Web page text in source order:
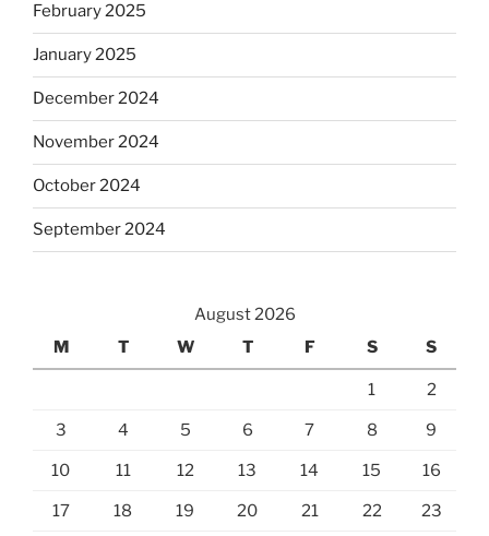
February 2025
January 2025
December 2024
November 2024
October 2024
September 2024
August 2026
M
T W T F S S
1 2
3 4 5 6 7 8 9
10 11 12 13 14 15 16
17 18 19 20 21 22 23